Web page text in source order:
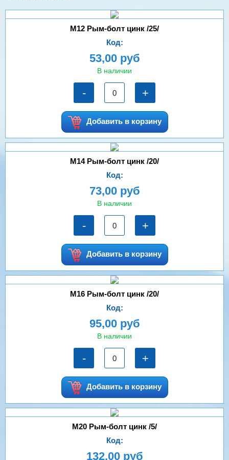
М12 Рым-болт цинк /25/
Код:
53,00 руб
В наличии
- +
Добавить в корзину
М14 Рым-болт цинк /20/
Код:
73,00 руб
В наличии
- +
Добавить в корзину
М16 Рым-болт цинк /20/
Код:
95,00 руб
В наличии
- +
Добавить в корзину
М20 Рым-болт цинк /5/
Код:
132,00 руб